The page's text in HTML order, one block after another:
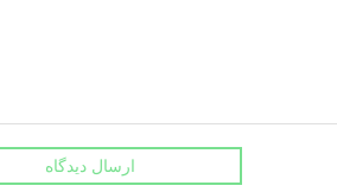
ارسال دیدگاه